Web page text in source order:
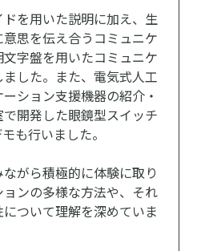
を用いた説明に加え、生
思を伝え合うコミュニケ
字盤を用いたコミュニケ
した。また、電気式人工
ション支援機器の紹介・
開発した眼鏡型スイッチ
も行いました。
がら積極的に体験に取り
ンの多様な方法や、それ
ついて理解を深めていま